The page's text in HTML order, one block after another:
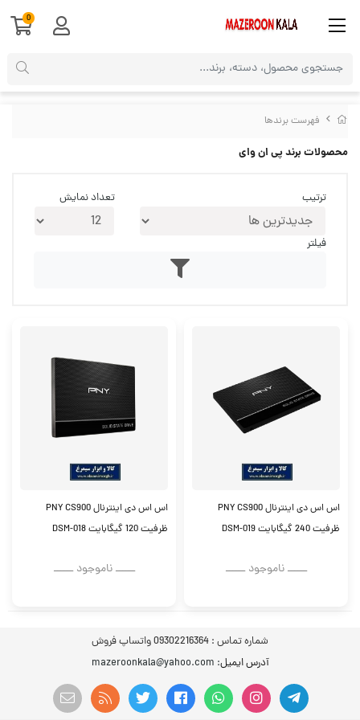
فهرست برندها
محصولات برند پی ان وای
ترتیب تعداد نمایش
فیلتر
اس اس دی اینترنال PNY CS900
ظرفیت 240 گیگابایت DSM-019
ــــــ ناموجود ــــــ
اس اس دی اینترنال PNY CS900
ظرفیت 120 گیگابایت DSM-018
ــــــ ناموجود ــــــ
شماره تماس : 09302216364 واتساپ فروش
آدرس ایمیل: mazeroonkala@yahoo.com
0